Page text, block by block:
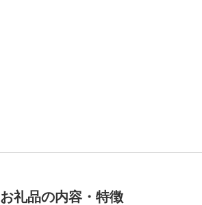
お礼品の内容・特徴